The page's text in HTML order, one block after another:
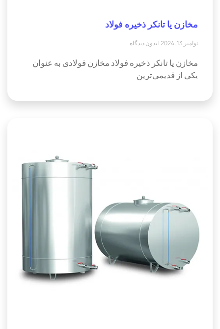
مخازن یا تانکر ذخیره فولاد
نوامبر 13, 2024 بدون دیدگاه
مخازن یا تانکر ذخیره فولاد مخازن فولادی به عنوان
یکی از قدیمی‌ترین